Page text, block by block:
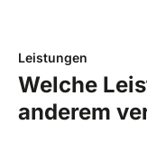
Leistungen
Welche
anderem